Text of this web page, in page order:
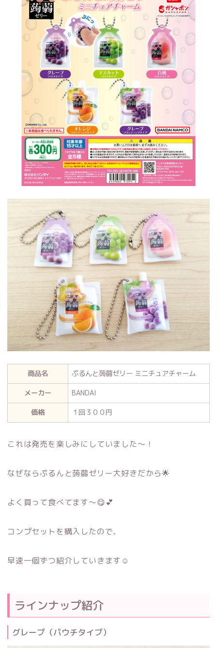
商品名
ぷるんと蒟蒻ゼリー ミニチュアチャーム
メーカー
BANDAI
価格
１回３００円
これは発売を楽しみにしていました～！
なぜならぷるんと蒟蒻ゼリー大好きだから🌟
よく買って食べてます～😋💕
コンプセットを購入したので、
早速一個ずつ紹介していきます☺
ラインナップ紹介
グレープ（パウチタイプ）